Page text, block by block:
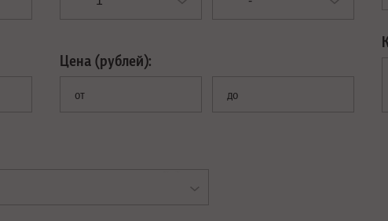
Цена (рублей):
от до